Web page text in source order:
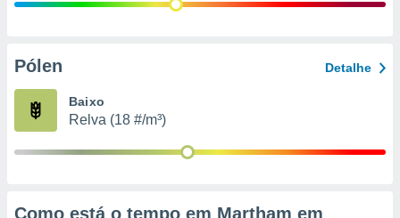
e
Pólen Detalhe
Baixo
Relva (18 #/m³)
Como está o tempo em Martham em